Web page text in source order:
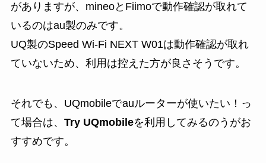
がありますが、 mineoとFiimoで動作確認が取れて
いるのはau製のみです。
UQ製のSpeed Wi-Fi NEXT W01は動作確認が取れ
ていないため、利用は控えた方が良さそうです。
それでも、UQmobileでauルーターが使いたい！っ
て場合は、 Try UQmobileを利用してみるのうがお
すすめです。